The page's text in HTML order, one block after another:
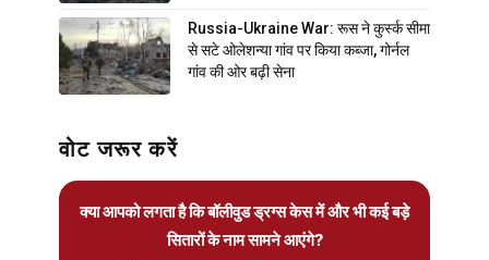
Russia-Ukraine War: रूस ने कुर्स्क सीमा
से सटे ओलेशन्या गांव पर किया कब्जा, गोर्नल
गांव की ओर बढ़ी सेना
वोट जरूर करें
क्या आपको लगता है कि बॉलीवुड ड्रग्स केस में और भी कई बड़े
सितारों के नाम सामने आएंगे?